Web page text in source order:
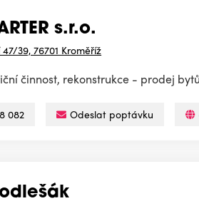
s.r.o.
39, 76701 Kroměříž
činnost, rekonstrukce - prodej
082 Odeslat poptávku